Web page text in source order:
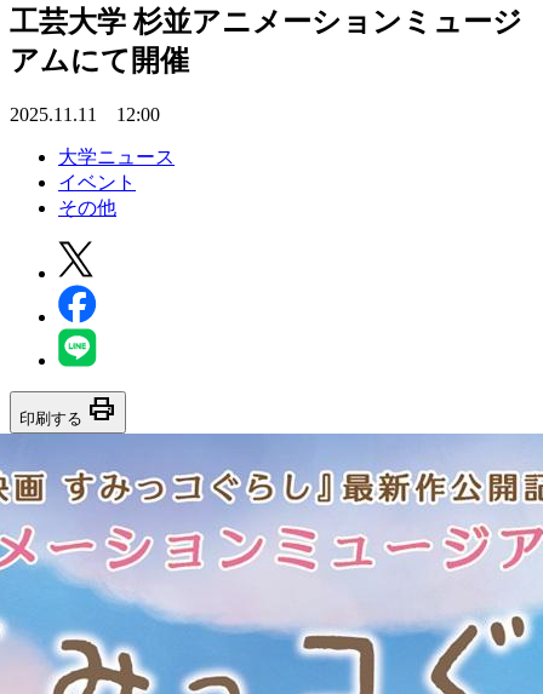
工芸大学 杉並アニメーションミュージ
アムにて開催
2025.11.11 12:00
大学ニュース
イベント
その他
印刷する print